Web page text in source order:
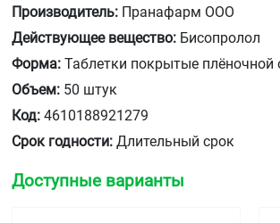
Производитель: Пранафарм ООО
Действующее вещество: Бисопролол
Форма: Таблетки покрытые плёночной
Объем: 50 штук
Код: 4610188921279
Срок годности: Длительный срок
Доступные варианты